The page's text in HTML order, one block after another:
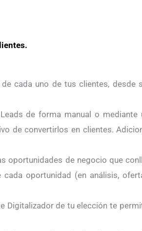
cada uno de tus clientes, desde
de forma manual o
de convertirlos en clientes.
oportunidades de negocio que
oportunidad (en análisis,
Digitalizador de tu elección te